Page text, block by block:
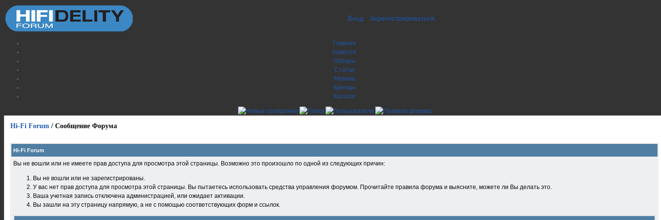
Вход Зарегистрироваться
Главная
Новости
Обзоры
Статьи
Музыка
Бренды
Каталог
Hi-Fi Forum / Сообщение Форума
Hi-Fi Forum
Вы не вошли или не имеете прав доступа для просмотра этой страницы. Возможно это произошло по одной из следующих причин:
Вы не вошли или не зарегистрированы.
У вас нет прав доступа для просмотра этой страницы. Вы пытаетесь использовать средства управления форумом. Прочитайте правила форума и выясните, можете ли Вы делать это.
Ваша учетная запись отключена администрацией, или ожидает активации.
Вы зашли на эту страницу напрямую, а не с помощью соответствующих форм и ссылок.